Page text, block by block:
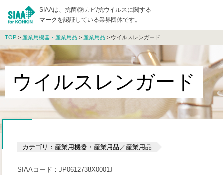
SIAAは、抗菌/防カビ/抗ウイルスに関する
マークを認証している業界団体です。
TOP > 産業用機器・産業用品 > 産業用品 > ウイルスレンガード
ウイルスレンガード
カテゴリ：産業用機器・産業用品／産業用品
SIAAコード：JP0612738X0001J